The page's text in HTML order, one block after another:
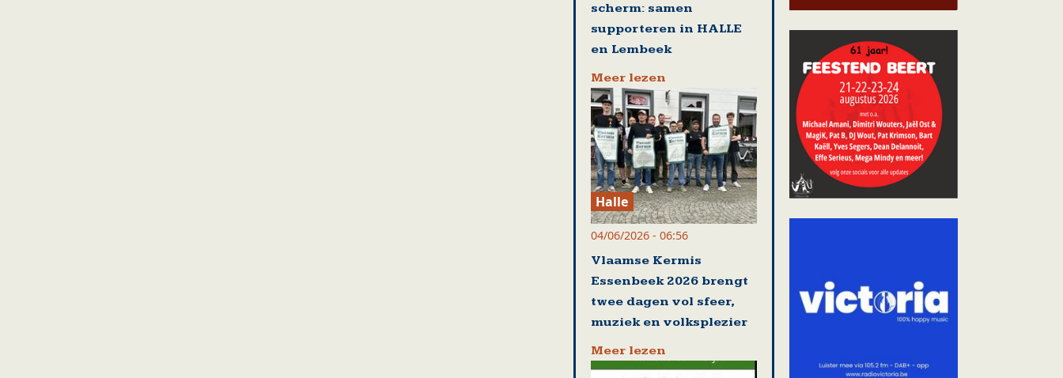
scherm: samen
supporteren in HALLE
en Lembeek
Meer lezen
Halle
04/06/2026 - 06:56
Vlaamse Kermis
Essenbeek 2026 brengt
twee dagen vol sfeer,
muziek en volksplezier
Meer lezen